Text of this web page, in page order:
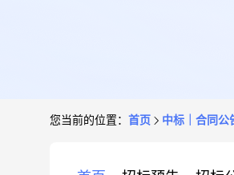
您当前的位置： 首页 中标｜合同公